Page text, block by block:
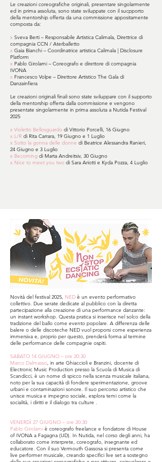
Le creazioni coreografiche originali, presentare singolarmente
ed in prima assoluta, sono state sviluppate con il sucpporto
della mentorship offerta da una commissione appositamente
composta da:
x Sveva Berti – Responsabile Artistica Calimala, Direttrice di
compagnia CCN / Aterballetto
x Gaia Bianchi – Coordinatrice artistica Calimala | Disclosure
Platform
x Pablo Girolami – Coreografo e direttore di compagnia
IVONA
x Francesco Volpe – Direttore Artistico The Gala di
Danzainfiera
Le creazioni originali finali sono state sviluppare con il supporto
della mentorship offerta dalla oommissione e vengono
presentate singolarmente in prima assoluta a Nutida Festival
2025
x Violetto Bellosguardo di Vittorio Porcelli, 16 Giugno
x L/R di Rita Carrara, 19 Giugno e 1 Luglio
x Sotto la gonna delle donne di Beatrice Alessandra Ranieri,
24 Giugno e 3 Luglio
x Becoming di Marta Andreitsiv, 30 Giugno
x Nice to meet you two di Sara Ariotti e Kyda Pozza, 4 Luglio
Novità del festival 2025, NED è un evento performativo
collettivo. Due serate dedicate al pubblico con la diretta
partecipazione alla creazione di una performance danzante:
un instant workshop. Questa pratica si inserisce nel solco della
tradizione del ballo come evento popolare. A differenza delle
balere o delle discoteche NED vuol proporsi come esperienza
immersiva e, proprio per questo, prenderà forma al termine
delle performance delle compagnie ospiti.
SABATO 14 GIUGNO – ore 20:30
Marco Dalmasso, in arte Ghiaccioli e Branzini, docente di
Electronic Music Production presso la Scuola di Musica di
Scandicci, è un nome di spicco nella scenza musicale italiana,
noto per la sua capacità di fondere sperimentazione, groove
urbani e contaminazioni sonore. Il suo percorso artistico che
unisce musica e impegno sociale, esplora temi come la
socialità, i diritti e il dialogo tra culture .
VENERDÌ 27 GIUGNO – ore 20:30
Pablo Girolami è coreografo freelance e fondatore di House
of IVONA a Fagagna (UD). In Nutida, nel corso degli anni, ha
collaborato come interprete, coreografo, insegnante ed
educatore. Con il suo Vermouth Gassosa si presenta come
live performer musicale, creando specifici live set a sostegno